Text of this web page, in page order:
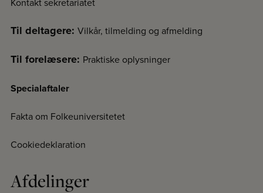
Til deltagere: Vilkår, tilmelding og afmelding
Til forelæsere: Praktiske oplysninger
Specialaftaler
Fakta om Folkeuniversitetet
Cookiedeklaration
Afdelinger